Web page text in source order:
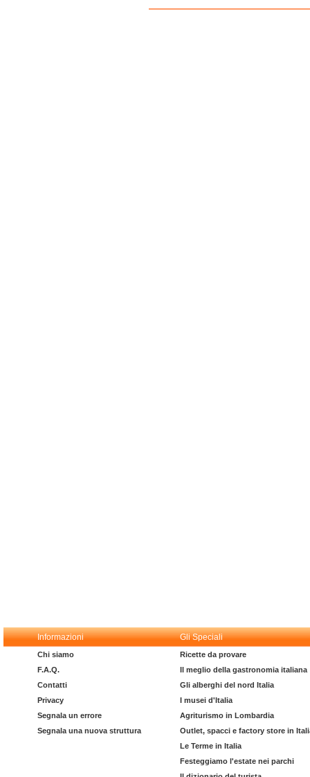
Informazioni Gli Speciali
Chi siamo
F.A.Q.
Contatti
Privacy
Segnala un errore
Segnala una nuova struttura
Ricette da provare
Il meglio della gastronomia italiana
Gli alberghi del nord Italia
I musei d'Italia
Agriturismo in Lombardia
Outlet, spacci e factory store in
Le Terme in Italia
Festeggiamo l'estate nei parchi